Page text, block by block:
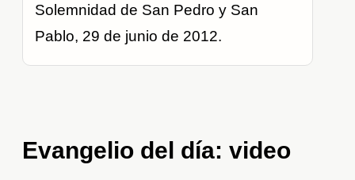
Solemnidad de San Pedro y San
Pablo, 29 de junio de 2012.
Evangelio del día: video